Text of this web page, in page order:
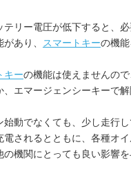
テリー電圧が低下すると、
あり、 スマートキーの機
キーの機能は使えませんので
エマージェンシーキーで
動でなくても、少し走行
電されるとともに、各種オ
機関にとっても良い影響